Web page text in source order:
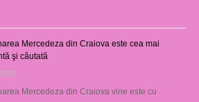
Mercedeza din Craiova este cea mai
şi căutată
Mercedeza din Craiova vine este cu